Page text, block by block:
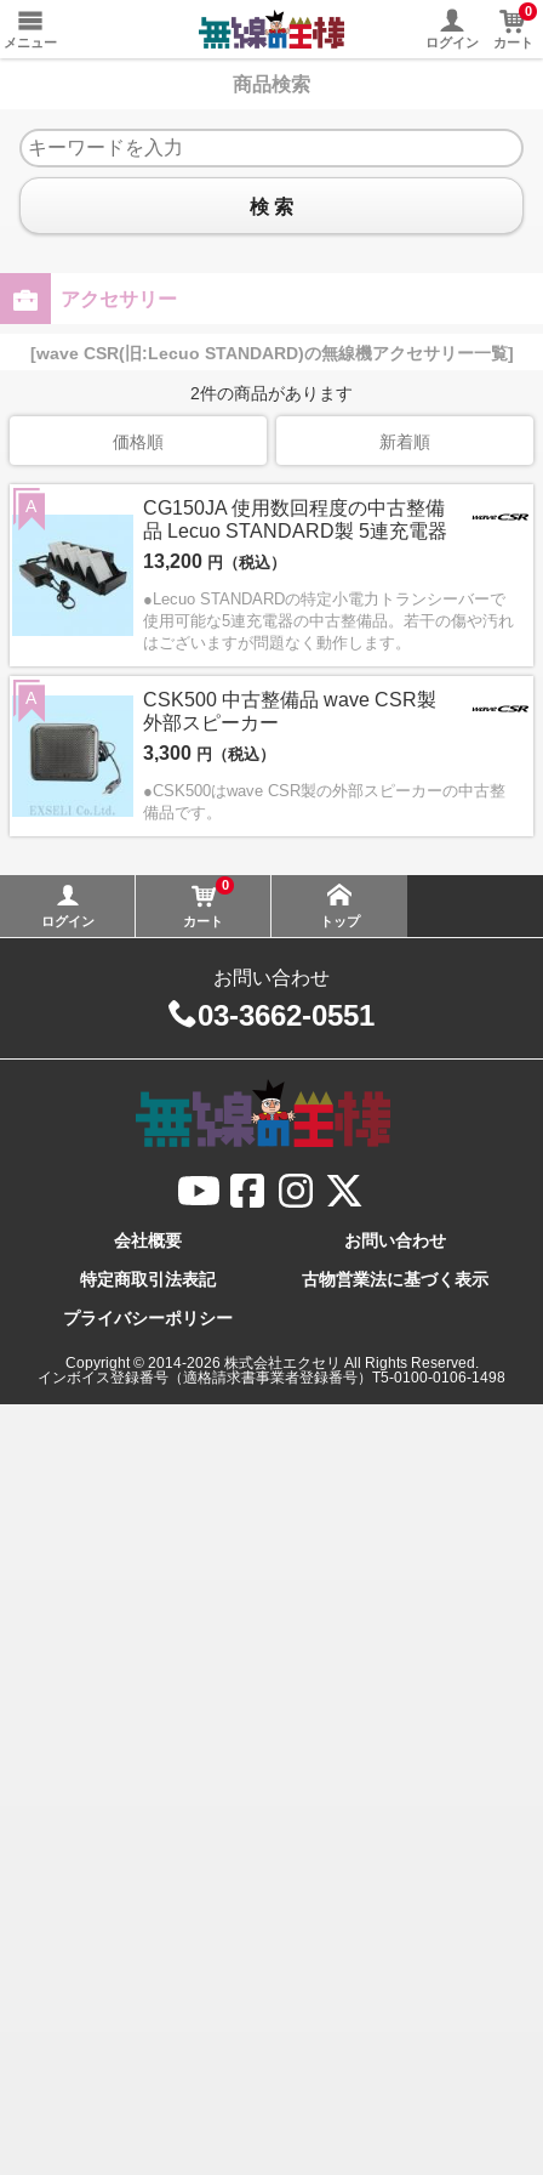
メニュー ログイン
0
カート
商品検索
検 索
アクセサリー
[wave CSR(旧:Lecuo STANDARD)の無線機アクセサリー一覧]
2件の商品があります
価格順 新着順
CG150JA 使用数回程度の中古整備
品 Lecuo STANDARD製 5連充電器
13,200 円（税込）
●Lecuo STANDARDの特定小電力トランシーバーで
使用可能な5連充電器の中古整備品。若干の傷や汚れ
はございますが問題なく動作します。
A
CSK500 中古整備品 wave CSR製
外部スピーカー
3,300 円（税込）
●CSK500はwave CSR製の外部スピーカーの中古整
備品です。
A
ログイン
0
カート トップ
お問い合わせ
03-3662-0551
会社概要
お問い合わせ
特定商取引法表記
古物営業法に基づく表示
プライバシーポリシー
Copyright © 2014-2026 株式会社エクセリ All Rights Reserved.
インボイス登録番号（適格請求書事業者登録番号）T5-0100-0106-1498